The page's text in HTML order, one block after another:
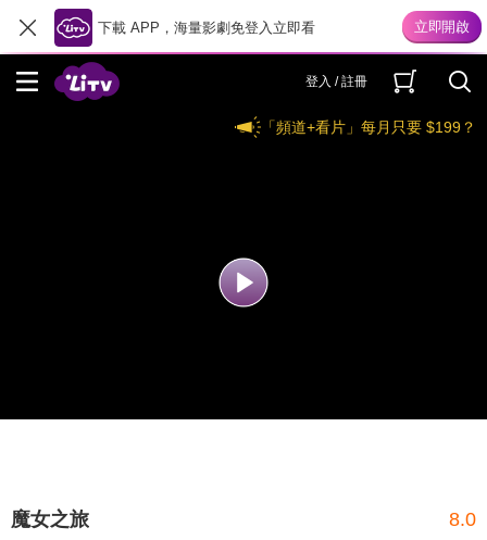
下載 APP，海量影劇免登入立即看
登入 / 註冊
「頻道+看片」每月只要 $199？
魔女之旅 8.0